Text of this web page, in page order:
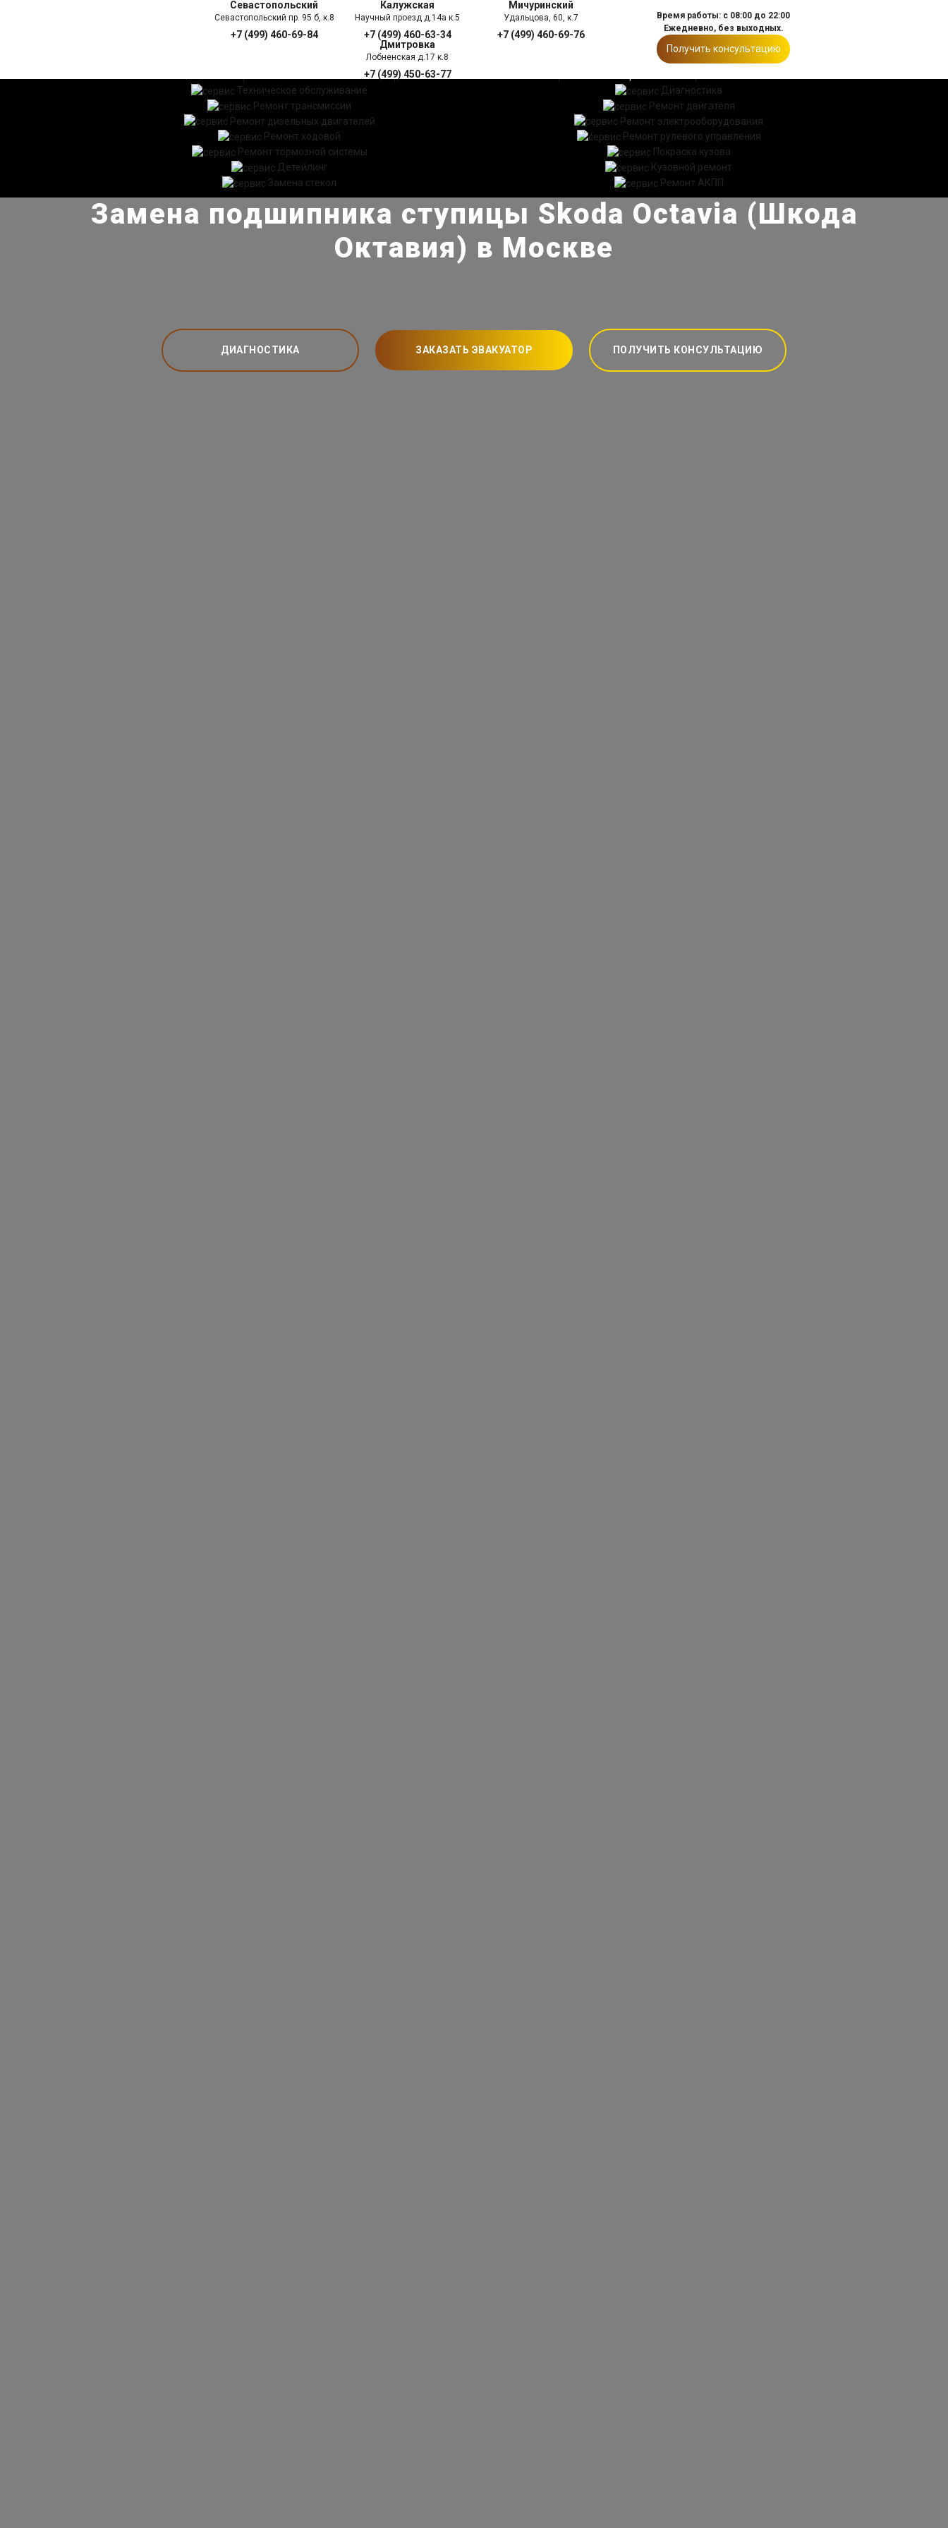
Севастопольский
Севастопольский пр. 95 б, к.8
+7 (499) 460-69-84
Калужская
Научный проезд д.14а к.5
+7 (499) 460-63-34
Мичуринский
Удальцова, 60, к.7
+7 (499) 460-69-76
Дмитровка
Лобненская д.17 к.8
+7 (499) 450-63-77
Время работы: с 08:00 до 22:00
Ежедневно, без выходных.
Получить консультацию
ПРАЙС ЛИСТ
Техническое обслуживание
Диагностика
Ремонт трансмиссии
Ремонт двигателя
Ремонт дизельных двигателей
Ремонт электрооборудования
Ремонт ходовой
Ремонт рулевого управления
Ремонт тормозной системы
Покраска кузова
Детейлинг
Кузовной ремонт
Замена стекол
Ремонт АКПП
Замена подшипника ступицы Skoda Octavia (Шкода
Октавия) в Москве
ДИАГНОСТИКА ЗАКАЗАТЬ ЭВАКУАТОР ПОЛУЧИТЬ КОНСУЛЬТАЦИЮ